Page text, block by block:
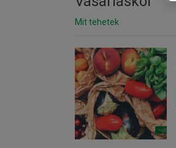
Mit tehetek